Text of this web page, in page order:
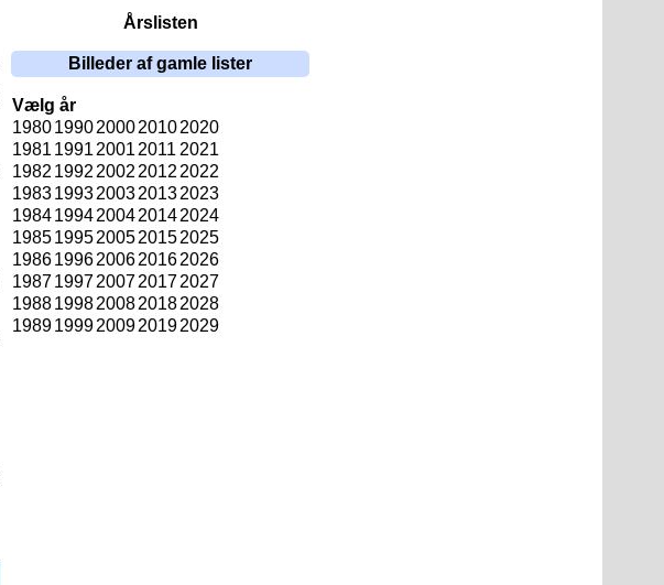
Årslisten
Billeder af gamle lister
Vælg år
19801990200020102020
1981 1991 2001 2011 2021
1982 1992 2002 2012 2022
19831993200320132023
19841994200420142024
19851995200520152025
19861996200620162026
19871997200720172027
19881998200820182028
19891999200920192029